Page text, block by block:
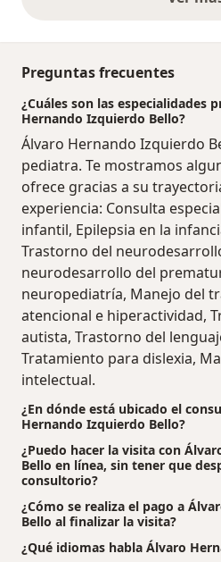
Preguntas frecuentes
¿Cuáles son las especialidades
Hernando Izquierdo Bello?
Álvaro Hernando Izquierdo
pediatra. Te mostramos
ofrece gracias a su
experiencia: Consulta
infantil, Epilepsia en la
Trastorno del
neurodesarrollo del
neuropediatría, Manejo del
atencional e hiperactividad,
autista, Trastorno del
Tratamiento para dislexia,
intelectual.
¿En dónde está ubicado el
Hernando Izquierdo Bello?
¿Puedo hacer la visita con
Bello en línea, sin tener que
consultorio?
¿Cómo se realiza el pago a
Bello al finalizar la visita?
¿Qué idiomas habla Álvaro